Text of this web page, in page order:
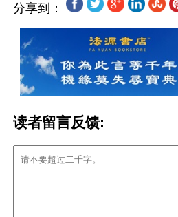
分享到：
读者留言反馈: